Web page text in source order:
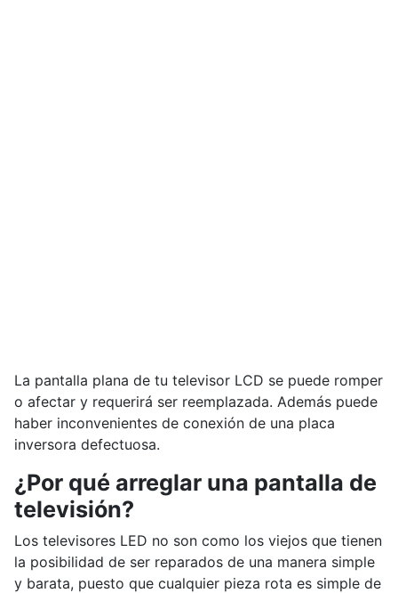
La pantalla plana de tu televisor LCD se puede romper
o afectar y requerirá ser reemplazada. Además puede
haber inconvenientes de conexión de una placa
inversora defectuosa.
¿Por qué arreglar una pantalla de
televisión?
Los televisores LED no son como los viejos que tienen
la posibilidad de ser reparados de una manera simple
y barata, puesto que cualquier pieza rota es simple de